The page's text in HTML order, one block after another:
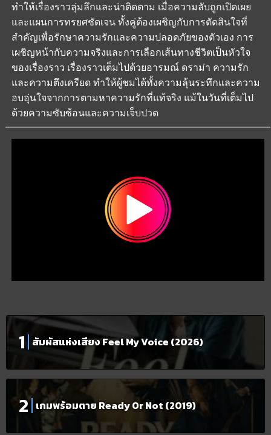
ทำให้เรื่องราวลุ่มลึกและน่าติดตาม เมื่อความลับถูกเปิดเผย
และแผนการทรยศชัดเจน ทั้งคู่ต้องเผชิญกับการตัดสินใจที่
สำคัญเพื่อรักษาความรักและความปลอดภัยของตัวเอง การ
เผชิญหน้ากับความจริงและการเลือกเส้นทางชีวิตเป็นหัวใจ
ของเรื่องราว เรื่องราวเต็มไปด้วยอารมณ์ ดราม่า ความรัก
และความตึงเครียด ทำให้ผู้ชมได้ทั้งความลุ้นระทึกและความ
อบอุ่นใจจากการตามหาความรักที่แท้จริง แม้ในวันที่เต็มไป
ด้วยความซับซ้อนและความเจ็บปวด
สัมผัสแห่งเสียง Feel My Voice (2026)
เกมพร้อมตาย Ready Or Not (2019)